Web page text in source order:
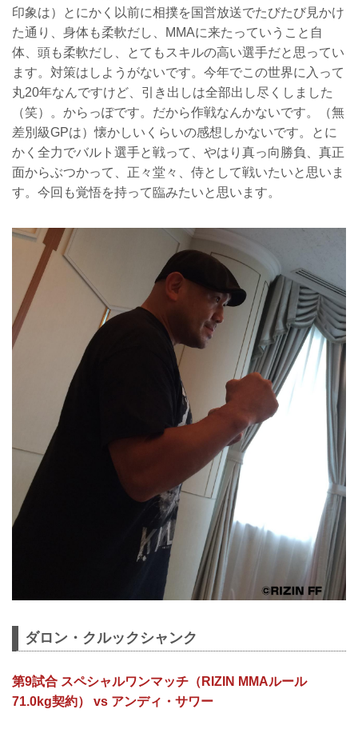
印象は）とにかく以前に相撲を国営放送でたびたび見かけ
た通り、身体も柔軟だし、MMAに来たっていうこと自
体、頭も柔軟だし、とてもスキルの高い選手だと思ってい
ます。対策はしようがないです。今年でこの世界に入って
丸20年なんですけど、引き出しは全部出し尽くしました
（笑）。からっぽです。だから作戦なんかないです。（無
差別級GPは）懐かしいくらいの感想しかないです。とに
かく全力でバルト選手と戦って、やはり真っ向勝負、真正
面からぶつかって、正々堂々、侍として戦いたいと思いま
す。今回も覚悟を持って臨みたいと思います。
ダロン・クルックシャンク
第9試合 スペシャルワンマッチ（RIZIN MMAルール
71.0kg契約） vs アンディ・サワー